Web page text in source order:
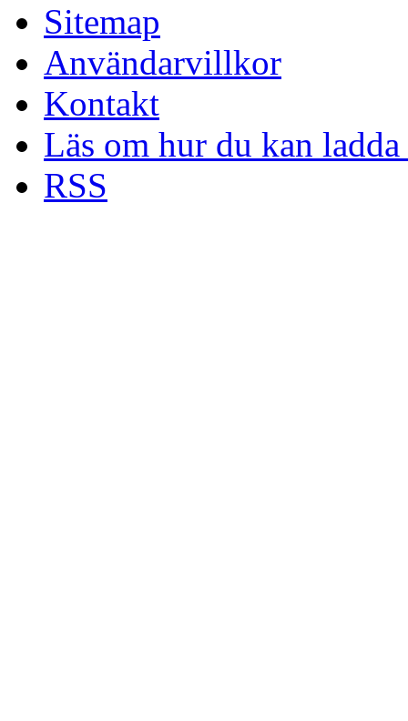
Sitemap
Användarvillkor
Kontakt
Läs om hur du kan
RSS